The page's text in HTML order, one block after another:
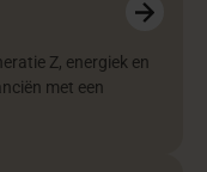
Z, energiek en
met een